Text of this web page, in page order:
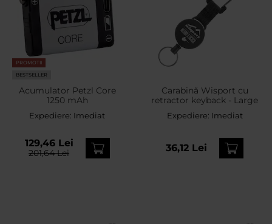
PROMOTII
BESTSELLER
Acumulator Petzl Core
1250 mAh
Expediere: Imediat
129,46 Lei
201,64 Lei
Carabină Wisport cu
retractor keyback - Large
Expediere: Imediat
36,12 Lei